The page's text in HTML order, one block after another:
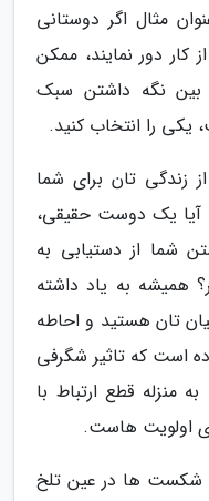
مثال اگر دوستانی
کار دور نمایند، ممکن
بین نگه داشتن سبک
یکی را انتخاب کنید.
زندگی تان برای شما
آیا یک دوست حقیقی،
شما از دستیابی به
همیشه به یاد داشته
تان هستید و احاطه
است که تاثیر شگرفی
منزله قطع ارتباط با
اولویت هاست.
شکست ها در عین تلخ